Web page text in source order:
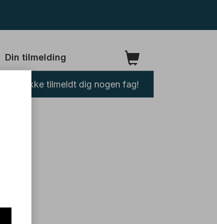
Din tilmelding
Du har ikke tilmeldt dig nogen fag!